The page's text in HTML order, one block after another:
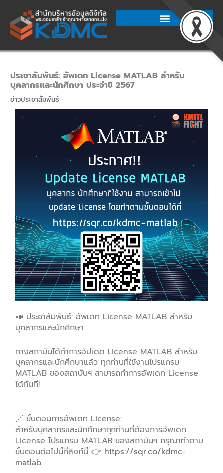
content
ประชาสัมพันธ์: อัพเดท License MATLAB สำหรับ
บุคลากรและนักศึกษา ประจำปี 2567
ข่าวประชาสัมพันธ์
📣 ประชาสัมพันธ์: อัพเดท License MATLAB สำหรับ
บุคลากรและนักศึกษา
ทางสถาบันได้ทำการอัปเดต License MATLAB สำหรับ
บุคลากรและนักศึกษาแล้ว ทุกท่านที่ใช้งานโปรแกรม
MATLAB ของสถาบันฯ สามารถทำการอัพเดท License
ได้ทันที!
🔗 ขั้นตอนการอัพเดท License:
สำหรับบุคลากรและนักศึกษาทุกท่านที่ต้องการอัพเดท
License โปรแกรม MATLAB ของสถาบันฯ กรุณาทำตาม
ขั้นตอนต่อไปนี้ที่ลิงก์นี้ 👉 https://sqr.co/kdmc-
matlab